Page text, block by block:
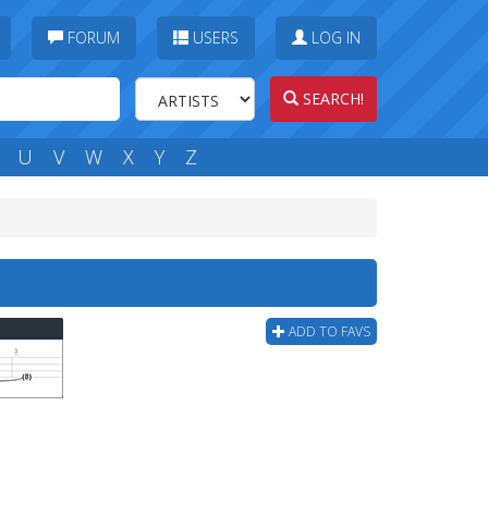
FORUM USERS LOG IN
SEARCH!
U V W X Y Z
ADD TO FAVS